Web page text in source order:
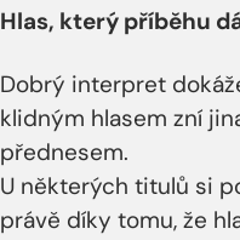
Hlas, který příběhu
Dobrý interpret
klidným hlasem zní
přednesem.
U některých titulů si
právě díky tomu, že